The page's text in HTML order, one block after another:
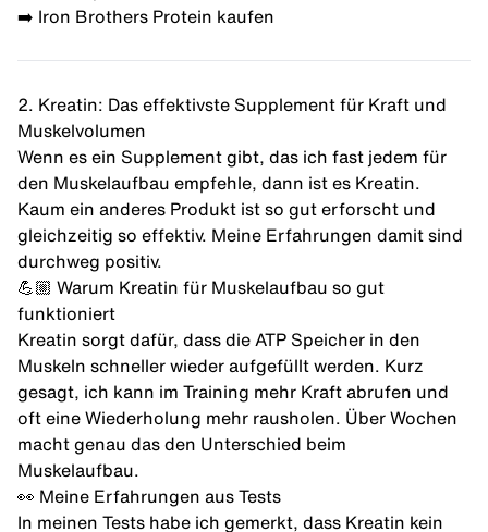
➡️ Iron Brothers Protein kaufen
2. Kreatin: Das effektivste Supplement für Kraft und
Muskelvolumen
Wenn es ein Supplement gibt, das ich fast jedem für
den Muskelaufbau empfehle, dann ist es Kreatin
Kaum ein anderes Produkt ist so gut erforscht und
gleichzeitig so effektiv. Meine Erfahrungen damit sind
durchweg positiv.
💪🏼 Warum Kreatin für Muskelaufbau so gut
funktioniert
Kreatin sorgt dafür, dass die ATP Speicher in den
Muskeln schneller wieder aufgefüllt werden. Kurz
gesagt, ich kann im Training mehr Kraft abrufen und
oft eine Wiederholung mehr rausholen. Über Wochen
macht genau das den Unterschied beim
Muskelaufbau.
👀 Meine Erfahrungen aus Tests
In meinen Tests habe ich gemerkt, dass Kreatin kein